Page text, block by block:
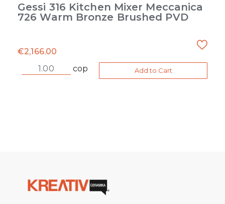
Gessi 316 Kitchen Mixer Meccanica
726 Warm Bronze Brushed PVD
€2,166.00
cop
Add to Cart